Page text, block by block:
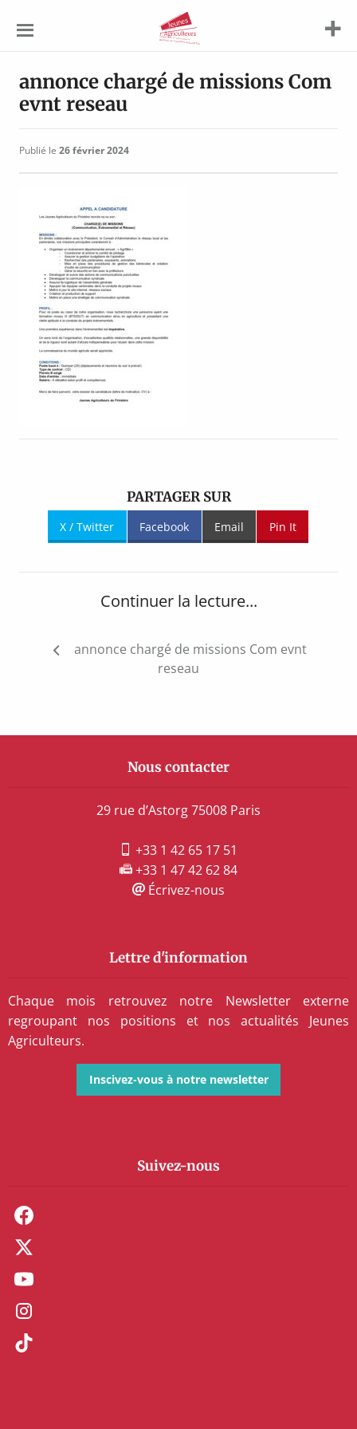
Agriculteurs
annonce chargé de missions Com
evnt reseau
Publié le 26 février 2024
PARTAGER SUR
X / Twitter Facebook Email Pin It
Continuer la lecture...
Navigation
annonce chargé de missions Com evnt
reseau
Nous contacter
29 rue d’Astorg 75008 Paris
+33 1 42 65 17 51
+33 1 47 42 62 84
Écrivez-nous
Lettre d'information
Chaque mois retrouvez notre Newsletter externe
regroupant nos positions et nos actualités Jeunes
Agriculteurs.
Inscivez-vous à notre newsletter
Suivez-nous